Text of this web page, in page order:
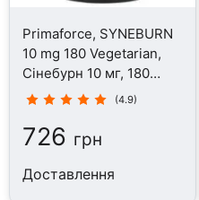
Primaforce, SYNEBURN
10 mg 180 Vegetarian,
Сінебурн 10 мг, 180
капсул
(4.9)
726 грн
Доставлення